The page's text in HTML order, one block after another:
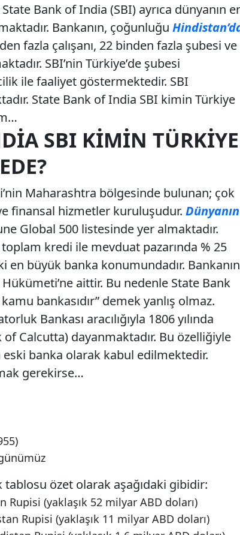
Bank of India (SBI) ayrıca dünyanın
Bankanın, çoğunluğu
fazla çalışanı, 22 binden fazla şubesi ve
SBI’nin Türkiye’de şubesi
ile faaliyet göstermektedir. SBI
State Bank of India SBI kimin Türkiye
SBI KIMIN TÜRKIYE
Maharashtra bölgesinde bulunan; çok
finansal hizmetler kuruluşudur. Dünyanın
Global 500 listesinde yer almaktadır.
toplam kredi ile mevduat pazarında % 25
en büyük banka konumundadır. Bankanın
aittir. Bu nedenle State Bank
bankasıdır” demek yanlış olmaz.
Bankası aracılığıyla 1806 yılında
Calcutta) dayanmaktadır. Bu özelliğiyle
eski banka olarak kabul edilmektedir.
gerekirse…
özet olarak aşağıdaki gibidir:
(yaklaşık 52 milyar ABD doları)
Rupisi (yaklaşık 11 milyar ABD doları)